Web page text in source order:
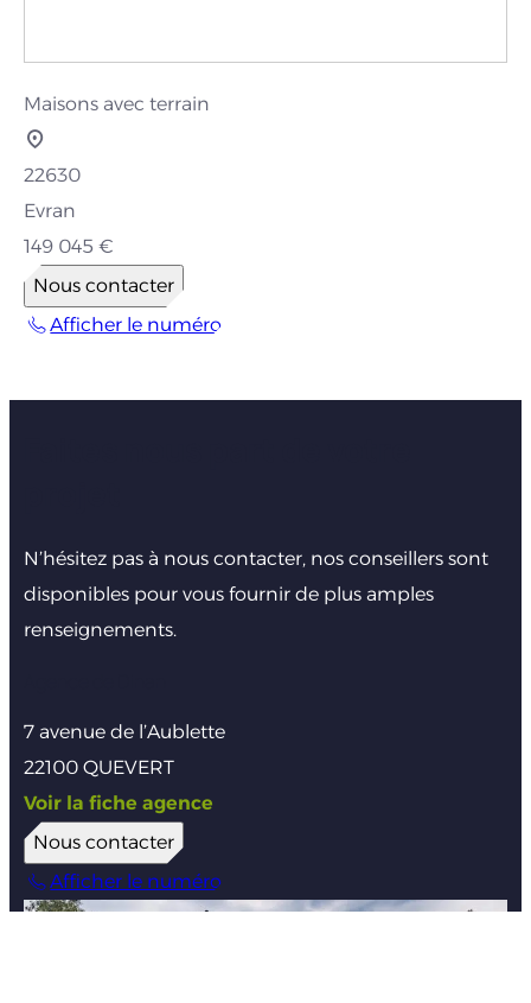
Maisons avec terrain
22630
Evran
149 045 €
Nous contacter
Afficher le numéro
N’hésitez pas à nous contacter, nos conseillers sont
disponibles pour vous fournir de plus amples
renseignements.
7 avenue de l’Aublette
22100 QUEVERT
Voir la fiche agence
Nous contacter
Afficher le numéro